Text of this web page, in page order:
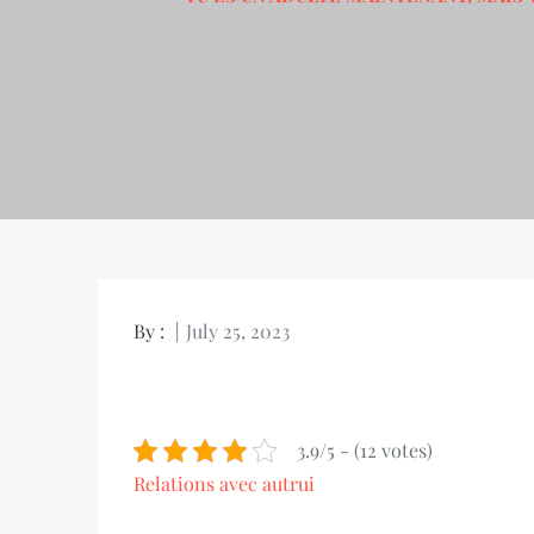
By : July 25, 2023
3.9/5 - (12 votes)
Relations avec autrui